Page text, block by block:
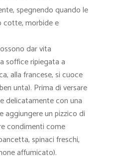
spegnendo quando le
cotte, morbide e
dar vita
soffice ripiegata a
alla francese, si cuoce
unta). Prima di versare
delicatamente con una
un pizzico di
condimenti come
spinaci freschi,
affumicato).